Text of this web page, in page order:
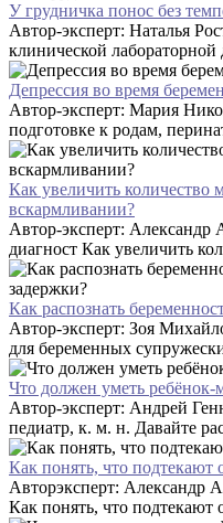
У грудничка понос без
Автор-эксперт: Наталья
клинической лабораторной
Депрессия во время
Автор-эксперт: Мария
подготовке к родам,
Как увеличить количество
вскармливании?
Автор-эксперт: Александр
диагност Как увеличить
Как распознать
Автор-эксперт: Зоя
для беременных
Что должен уметь ребёнок-
Автор-эксперт: Андрей
педиатр, к. м. н. Давайте
Как понять, что подтекают
Авторэксперт: Александр
Как понять, что подтекают